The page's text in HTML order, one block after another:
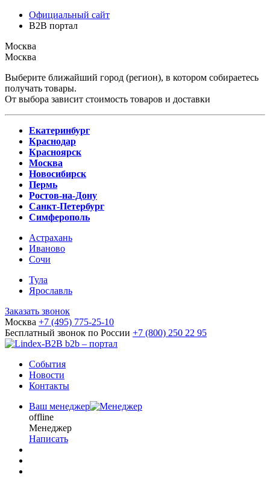
Официальный сайт
B2B портал
Москва
Москва
Выберите ближайший город (регион), в котором собираетесь
получать товары.
От выбора зависит стоимость товаров и доставки
Екатеринбург
Краснодар
Красноярск
Москва
Новосибирск
Пермь
Ростов-на-Дону
Санкт-Петербург
Симферополь
Астрахань
Иваново
Сочи
Тула
Ярославль
Заказать звонок
Москва +7 (495) 775-25-10
Бесплатный звонок по России +7 (800) 250 22 95
b2b – портал
События
Новости
Контакты
Ваш менеджер
offline
Менеджер
Написать